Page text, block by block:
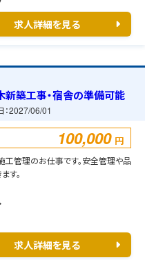
求人詳細を見る
新築工事・宿舎の準備可能
2027/06/01
100,000 円
管理のお仕事です。安全管理や品
す。
求人詳細を見る